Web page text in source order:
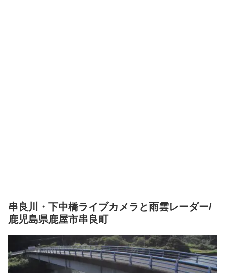
串良川・下中橋ライブカメラと雨雲レーダー/
鹿児島県鹿屋市串良町